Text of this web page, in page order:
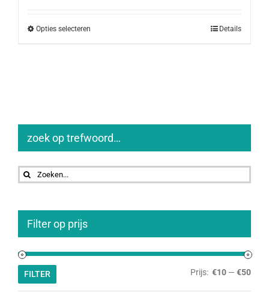
Opties selecteren Details
zoek op trefwoord…
Zoeken
naar:
Filter op prijs
Min.
Max.
FILTER Prijs: €10 — €50